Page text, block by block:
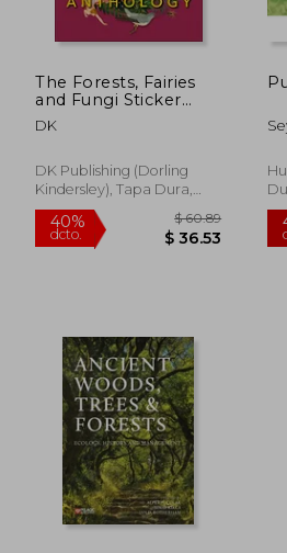
The Forests, Fairies
and Fungi Sticker
Anthology: With
More Than 1,000
Sticker Anthology)
(en Inglés)
DK
DK Publishing (Dorling
Kindersley), Tapa Dura,
Nuevo